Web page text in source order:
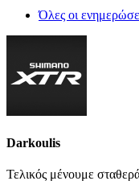
Όλες οι
Darkoulis
Τελικός μένουμε